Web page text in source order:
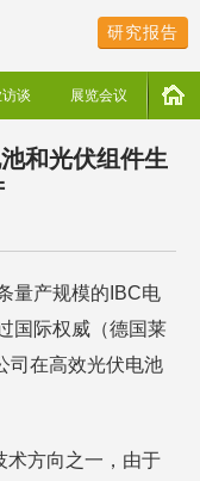
研究报告
谈 展览会议
和光伏组件生
量产规模的IBC电
国际权威（德国莱
司在高效光伏电池
术方向之一，由于